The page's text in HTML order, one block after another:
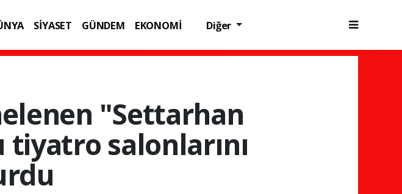
SİYASET GÜNDEM
EKONOMİ
Diğer
"Settarhan
salonlarını